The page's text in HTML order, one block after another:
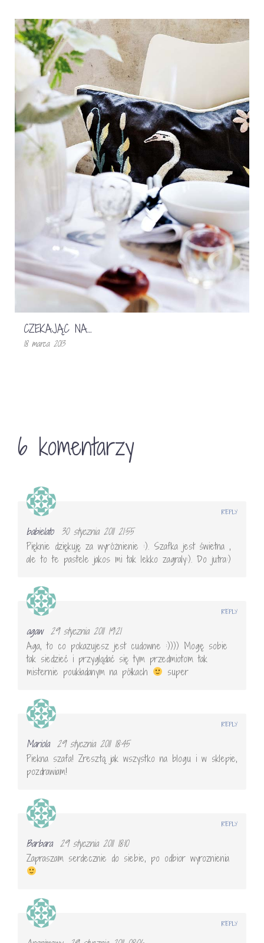
CZEKAJĄC NA…
18 marca 2013
6 komentarzy
babielato
30 stycznia 2011 21:55
Pięknie dziękuję za wyróżnienie :). Szafka jest świetna ,
ale to te pastele jakos mi tak lekko zagraly:). Do jutra:)
REPLY
agaw 29 stycznia 2011 19:21
Aga, to co pokazujesz jest cudowne :)))) Mogę sobie
tak siedzieć i przyglądać się tym przedmiotom tak
misternie poukładanym na półkach
super
REPLY
Mariola 29 stycznia 2011 18:45
Piekna szafa! Zresztą jak wszystko na blogu i w sklepie,
pozdrawiam!
REPLY
Barbara 29 stycznia 2011 18:10
Zapraszam serdecznie do siebie, po odbior wyroznienia
REPLY
REPLY